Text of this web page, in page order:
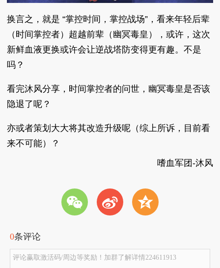
换言之，就是 “掌控时间，掌控战场”，看来年轻后辈
（时间掌控者）超越前辈（幽冥毒皇），或许，这次
新鲜血液更换或许会让逆战塔防变得更有趣。不是
吗？
看完沐风分享，时间掌控者的问世，幽冥毒皇是否该
隐退了呢？
亦或者策划大大将其改造升级呢（综上所诉，目前看
来不可能）？
嗜血军团-沐风
w t z
0条评论
评论赢取激活码/周边等奖励！加群了解详情224611913